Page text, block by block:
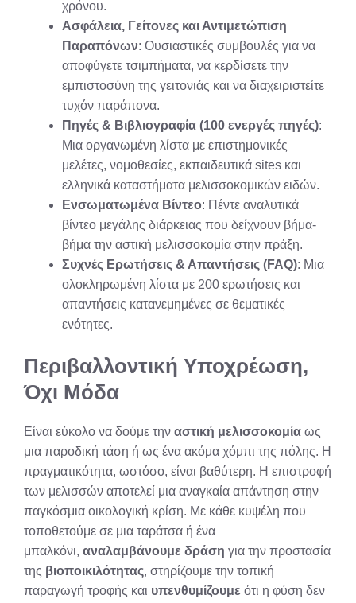
χρόνου.
Ασφάλεια, Γείτονες και Αντιμετώπιση
Παραπόνων: Ουσιαστικές συμβουλές για να
αποφύγετε τσιμπήματα, να κερδίσετε την
εμπιστοσύνη της γειτονιάς και να διαχειριστείτε
τυχόν παράπονα.
Πηγές & Βιβλιογραφία (100 ενεργές πηγές):
Μια οργανωμένη λίστα με επιστημονικές
μελέτες, νομοθεσίες, εκπαιδευτικά sites και
ελληνικά καταστήματα μελισσοκομικών ειδών.
Ενσωματωμένα Βίντεο: Πέντε αναλυτικά
βίντεο μεγάλης διάρκειας που δείχνουν βήμα-
βήμα την αστική μελισσοκομία στην πράξη.
Συχνές Ερωτήσεις & Απαντήσεις (FAQ): Μια
ολοκληρωμένη λίστα με 200 ερωτήσεις και
απαντήσεις κατανεμημένες σε θεματικές
ενότητες.
Περιβαλλοντική Υποχρέωση,
Όχι Μόδα
Είναι εύκολο να δούμε την αστική μελισσοκομία ως
μια παροδική τάση ή ως ένα ακόμα χόμπι της πόλης. Η
πραγματικότητα, ωστόσο, είναι βαθύτερη. Η επιστροφή
των μελισσών αποτελεί μια αναγκαία απάντηση στην
παγκόσμια οικολογική κρίση. Με κάθε κυψέλη που
τοποθετούμε σε μια ταράτσα ή ένα
μπαλκόνι, αναλαμβάνουμε δράση για την προστασία
της βιοποικιλότητας, στηρίζουμε την τοπική
παραγωγή τροφής και υπενθυμίζουμε ότι η φύση δεν